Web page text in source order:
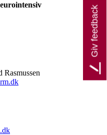
Rasmussen
Giv feedback